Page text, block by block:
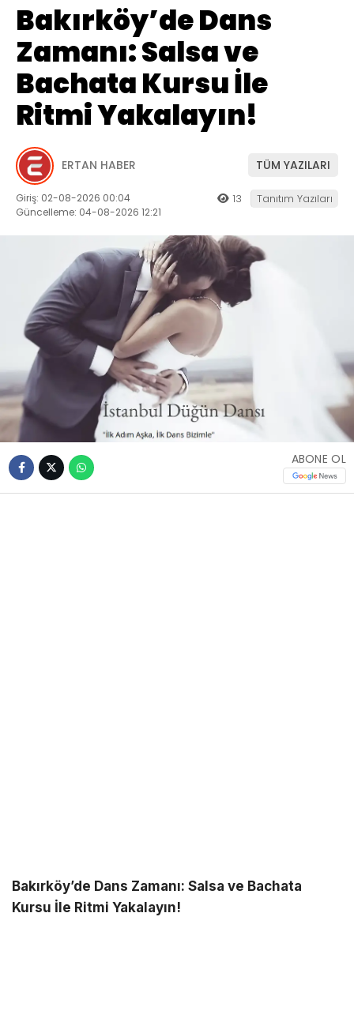
Bakırköy’de Dans
Zamanı: Salsa ve
Bachata Kursu İle
Ritmi Yakalayın!
ERTAN HABER TÜM YAZILARI
Giriş: 02-08-2026 00:04
Güncelleme: 04-08-2026 12:21
13 Tanıtım Yazıları
ABONE OL
Bakırköy’de Dans Zamanı: Salsa ve Bachata
Kursu İle Ritmi Yakalayın!